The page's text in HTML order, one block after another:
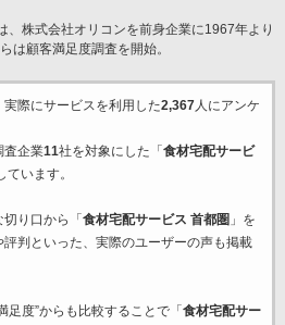
、株式会社オリコンを前身企業に1967年より
は顧客満足度調査を開始。
際にサービスを利用した2,367人にアンケ
査企業11社を対象にした「 食材宅配サービ
ています。
り口から「 食材宅配サービス 首都圏 」を
判といった、実際のユーザーの声も掲載
足度”からも比較することで「 食材宅配サー